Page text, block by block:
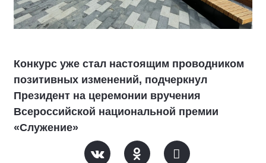
Конкурс уже стал настоящим проводником
позитивных изменений, подчеркнул
Президент на церемонии вручения
Всероссийской национальной премии
«Служение»